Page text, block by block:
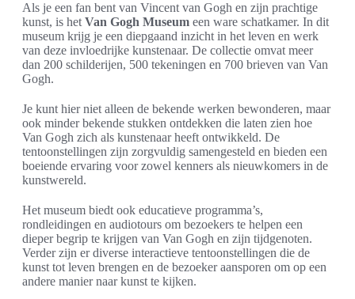
Als je een fan bent van Vincent van Gogh en zijn prachtige
kunst, is het Van Gogh Museum een ware schatkamer. In dit
museum krijg je een diepgaand inzicht in het leven en werk
van deze invloedrijke kunstenaar. De collectie omvat meer
dan 200 schilderijen, 500 tekeningen en 700 brieven van Van
Gogh.
Je kunt hier niet alleen de bekende werken bewonderen, maar
ook minder bekende stukken ontdekken die laten zien hoe
Van Gogh zich als kunstenaar heeft ontwikkeld. De
tentoonstellingen zijn zorgvuldig samengesteld en bieden een
boeiende ervaring voor zowel kenners als nieuwkomers in de
kunstwereld.
Het museum biedt ook educatieve programma’s,
rondleidingen en audiotours om bezoekers te helpen een
dieper begrip te krijgen van Van Gogh en zijn tijdgenoten.
Verder zijn er diverse interactieve tentoonstellingen die de
kunst tot leven brengen en de bezoeker aansporen om op een
andere manier naar kunst te kijken.